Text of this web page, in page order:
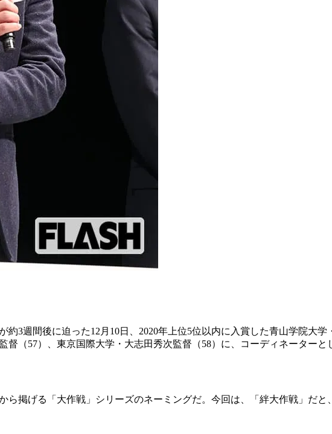
3週間後に迫った12月10日、2020年上位5位以内に入賞した青山学院大
督（57）、東京国際大学・大志田秀次監督（58）に、コーディネーター
掲げる「大作戦」シリーズのネーミングだ。今回は、「絆大作戦」だと